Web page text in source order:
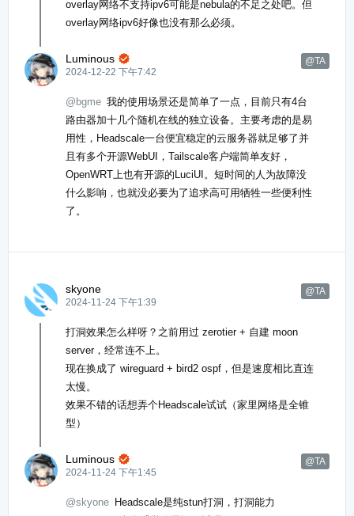
overlay网络不支持ipv6可能是nebula的不足之处吧。但
overlay网络ipv6好像也没有那么必须。
Luminous @TA

2024-12-22 下午7:42
@bgme 我的使用场景还是简单了一点，目前只有4台
路由器加十几个随机在线的独立设备。主要考虑的是易
用性，Headscale一台便宜稳定的云服务器就足够了并
且有多个开源WebUI，Tailscale客户端简单友好，
OpenWRT上也有开源的LuciUI。短时间的人为故障没
什么影响，也就没必要为了追求高可用牺牲一些便利性
了。
skyone
@TA
2024-11-24 下午1:39
打洞效果怎么样呀？之前用过 zerotier + 自建 moon
server，经常连不上。
现在换成了 wireguard + bird2 ospf，但是速度相比直连
太慢。
效果不错的话想弄个Headscale试试（家里网络是全锥
型）
Luminous @TA

2024-11-24 下午1:45
@skyone Headscale是纯stun打洞，打洞能力